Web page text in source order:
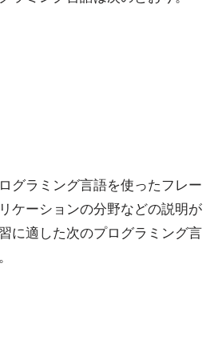
グラミング言語を使ったフレー
ケーションの分野などの説明が
に適した次のプログラミング言